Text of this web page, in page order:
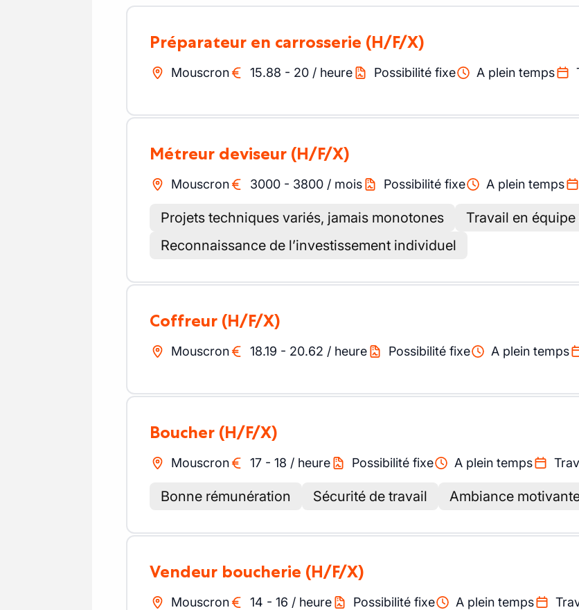
Préparateur en carrosserie (H/F/X)
Mouscron 15.88 - 20 / heure Possibilité fixe A plein temps
Métreur deviseur (H/F/X)
Mouscron 3000 - 3800 / mois Possibilité fixe A plein temps
Projets techniques variés, jamais monotones
Travail en
Reconnaissance de l’investissement individuel
Coffreur (H/F/X)
Mouscron 18.19 - 20.62 / heure Possibilité fixe A plein temps
Boucher (H/F/X)
Mouscron 17 - 18 / heure Possibilité fixe A plein temps
Bonne rémunération Sécurité de travail Ambiance
Vendeur boucherie (H/F/X)
Mouscron 14 - 16 / heure Possibilité fixe A plein temps